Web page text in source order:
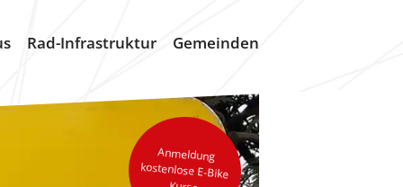
Rad-Infrastruktur Gemeinden
Anmeldung
kostenlose E-Bike